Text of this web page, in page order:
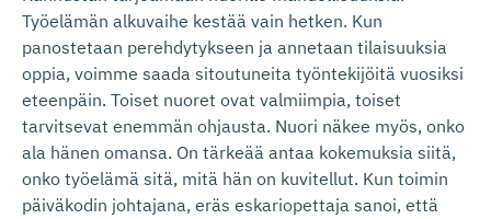
Työelämän alkuvaihe kestää vain hetken. Kun
panostetaan perehdytykseen ja annetaan tilaisuuksia
oppia, voimme saada sitoutuneita työntekijöitä vuosiksi
eteenpäin. Toiset nuoret ovat valmiimpia, toiset
tarvitsevat enemmän ohjausta. Nuori näkee myös, onko
ala hänen omansa. On tärkeää antaa kokemuksia siitä,
onko työelämä sitä, mitä hän on kuvitellut. Kun toimin
päiväkodin johtajana, eräs eskariopettaja sanoi, että